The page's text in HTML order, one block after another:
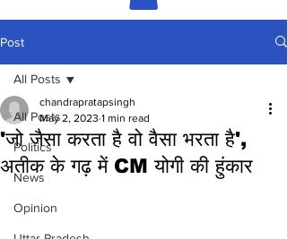
Post
All Posts
Politics
News
Opinion
All Posts
'जो जैसा करता है वो वैसा भरता है',
अतीक के गढ़ में CM योगी की हुंकार
chandrapratapsingh
May 2, 2023 1 min read